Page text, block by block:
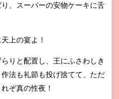
、スーパーの安物ケーキに舌
上の宴よ！
りと配置し、王にふさわしき
法も礼節も投げ捨てて、ただ
ぞ真の性夜！